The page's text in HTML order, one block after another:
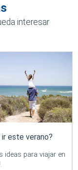
interesar
ir este verano?
ideas para viajar en